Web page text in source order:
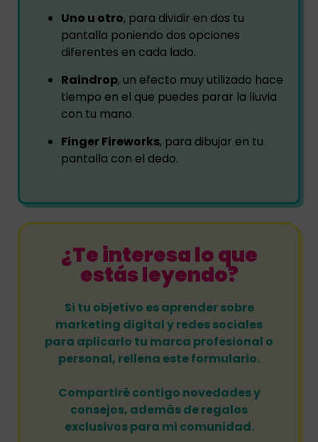
Uno u otro, para dividir en dos tu
pantalla poniendo dos opciones
diferentes en cada lado.
Raindrop, un efecto muy utilizado hace
tiempo en el que puedes parar la lluvia
con tu mano.
Finger Fireworks, para dibujar en tu
pantalla con el dedo.
¿Te interesa lo que
estás leyendo?
Si tu objetivo es aprender sobre
marketing digital y redes sociales
para aplicarlo tu marca profesional o
personal, rellena este formulario.
Compartiré contigo novedades y
consejos, además de regalos
exclusivos para mi comunidad.